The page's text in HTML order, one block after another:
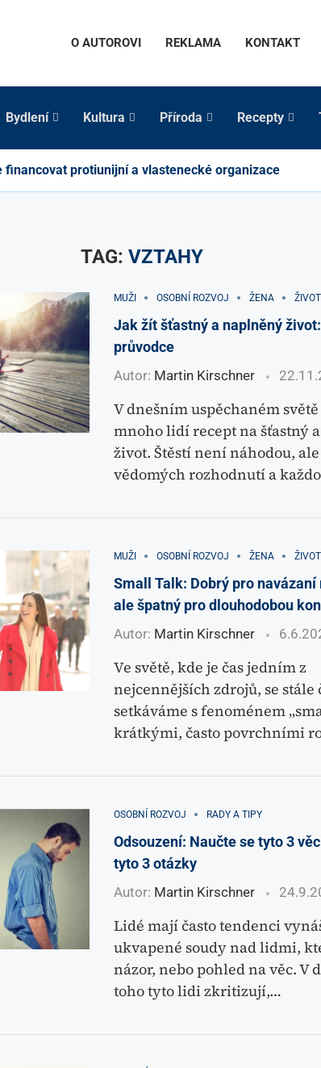
O AUTOROVI REKLAMA KONTAKT
Bydlení Kultura Příroda Recepty
financovat protiunijní a vlastenecké organizace
TAG: VZTAHY
MUŽI OSOBNÍ ROZVOJ ŽENA
Jak žít šťastný a naplněný
průvodce
Autor: Martin Kirschner
V dnešním uspěchaném
mnoho lidí recept na šťastný
život. Štěstí není náhodou,
vědomých rozhodnutí a
MUŽI OSOBNÍ ROZVOJ ŽENA
Small Talk: Dobrý pro navázaní
ale špatný pro dlouhodobou
Autor: Martin Kirschner
Ve světě, kde je čas jedním z
nejcennějších zdrojů, se stále
setkáváme s fenoménem
krátkými, často povrchními
OSOBNÍ ROZVOJ RADY A TIPY
Odsouzení: Naučte se tyto 3
tyto 3 otázky
Autor: Martin Kirschner
Lidé mají často tendenci
ukvapené soudy nad lidmi,
názor, nebo pohled na věc. V
toho tyto lidi zkritizují,…